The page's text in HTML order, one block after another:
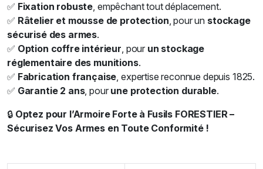
✅ Fixation robuste, empêchant tout déplacement.
✅ Râtelier et mousse de protection, pour un stockage
sécurisé des armes.
✅ Option coffre intérieur, pour un stockage
réglementaire des munitions.
✅ Fabrication française, expertise reconnue depuis 1825.
✅ Garantie 2 ans, pour une protection durable.
🔒 Optez pour l’Armoire Forte à Fusils FORESTIER –
Sécurisez Vos Armes en Toute Conformité !